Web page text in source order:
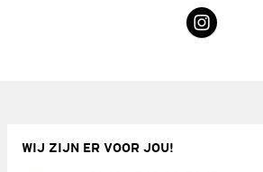
WIJ ZIJN ER VOOR JOU!